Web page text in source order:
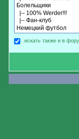
искать также и в